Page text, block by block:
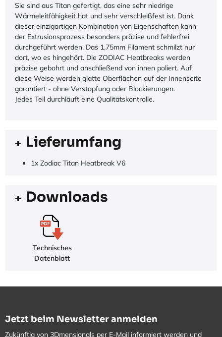
Sie sind aus Titan gefertigt, das eine sehr niedrige
Wärmeleitfähigkeit hat und sehr verschleißfest ist. Dank
dieser einzigartigen Kombination von Eigenschaften kann
der Extrusionsprozess besonders präzise und fehlerfrei
durchgeführt werden. Das 1,75mm Filament schmilzt nur
dort, wo es hingehört. Die ZODIAC Heatbreaks werden
präzise gebohrt und anschließend von innen poliert. Auf
diese Weise werden glatte Oberflächen auf der Innenseite
garantiert - ohne Verstopfung oder Blockierungen.
Jedes Teil durchläuft eine Qualitätskontrolle.
Lieferumfang
1x Zodiac Titan Heatbreak V6
Downloads
Technisches
Datenblatt
Jetzt beim Newsletter anmelden
Zukünftig von 3Dmensionals per E-Mail informiert werden und